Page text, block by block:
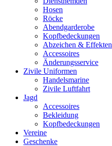
Hosen
Röcke
Abendgarderobe
Kopfbedeckungen
Abzeichen & Effekten
Accessoires
Änderungsservice
Zivile Uniformen
Handelsmarine
Zivile Luftfahrt
Jagd
Accessoires
Bekleidung
Kopfbedeckungen
Vereine
Geschenke